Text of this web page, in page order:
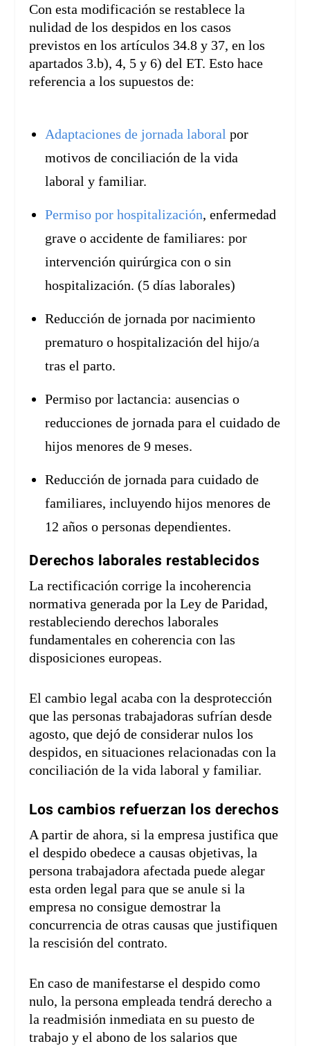
Con esta modificación se restablece la
nulidad de los despidos en los casos
previstos en los artículos 34.8 y 37, en los
apartados 3.b), 4, 5 y 6) del ET. Esto hace
referencia a los supuestos de:
Adaptaciones de jornada laboral por
motivos de conciliación de la vida
laboral y familiar.
Permiso por hospitalización, enfermedad
grave o accidente de familiares: por
intervención quirúrgica con o sin
hospitalización. (5 días laborales)
Reducción de jornada por nacimiento
prematuro o hospitalización del hijo/a
tras el parto.
Permiso por lactancia: ausencias o
reducciones de jornada para el cuidado de
hijos menores de 9 meses.
Reducción de jornada para cuidado de
familiares, incluyendo hijos menores de
12 años o personas dependientes.
Derechos laborales restablecidos
La rectificación corrige la incoherencia
normativa generada por la Ley de Paridad,
restableciendo derechos laborales
fundamentales en coherencia con las
disposiciones europeas.
El cambio legal acaba con la desprotección
que las personas trabajadoras sufrían desde
agosto, que dejó de considerar nulos los
despidos, en situaciones relacionadas con la
conciliación de la vida laboral y familiar.
Los cambios refuerzan los derechos
A partir de ahora, si la empresa justifica que
el despido obedece a causas objetivas, la
persona trabajadora afectada puede alegar
esta orden legal para que se anule si la
empresa no consigue demostrar la
concurrencia de otras causas que justifiquen
la rescisión del contrato.
En caso de manifestarse el despido como
nulo, la persona empleada tendrá derecho a
la readmisión inmediata en su puesto de
trabajo y el abono de los salarios que